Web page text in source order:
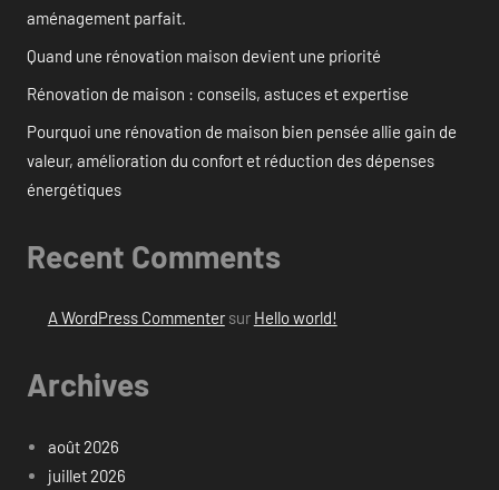
aménagement parfait.
Quand une rénovation maison devient une priorité
Rénovation de maison : conseils, astuces et expertise
Pourquoi une rénovation de maison bien pensée allie gain de
valeur, amélioration du confort et réduction des dépenses
énergétiques
Recent Comments
A WordPress Commentersur Hello world!
Archives
août 2026
juillet 2026